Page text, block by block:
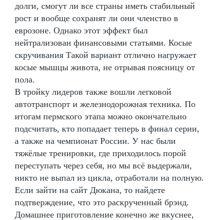
долги, смогут ли все страны иметь стабильный
рост и вообще сохранят ли они членство в
еврозоне. Однако этот эффект был
нейтрализован финансовыми статьями. Косые
скручивания Такой вариант отлично нагружает
косые мышцы живота, не отрывая поясницу от
пола.
В тройку лидеров также вошли легковой
автотранспорт и железнодорожная техника. По
итогам пермского этапа можно окончательно
подсчитать, кто попадает теперь в финал серии,
а также на чемпионат России. У нас были
тяжёлые тренировки, где приходилось порой
переступать через себя, но мы всё выдержали,
никто не выпал из цикла, отработали на полную.
Если зайти на сайт Дюкана, то найдете
подтверждение, что это раскрученный брэнд.
Домашнее приготовление конечно же вкуснее,